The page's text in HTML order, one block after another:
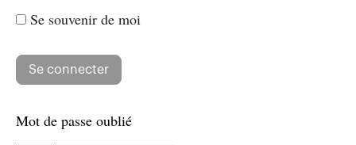
Se souvenir de moi
Mot de passe oublié